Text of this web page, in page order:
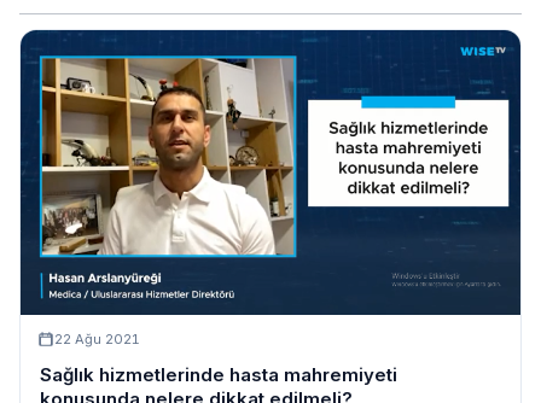
22 Ağu 2021
Sağlık hizmetlerinde hasta mahremiyeti